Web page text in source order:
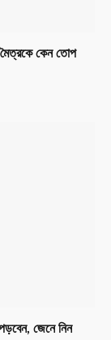
মৈত্রকে কেন তোপ
জেনে নিন